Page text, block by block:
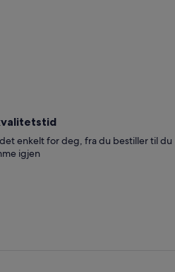
enkelt for deg, fra du bestiller til du
igjen